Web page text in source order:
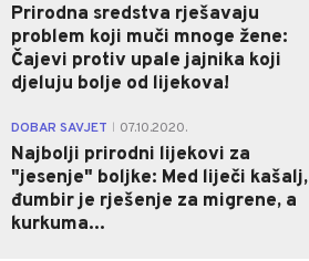
Prirodna sredstva rješavaju
problem koji muči mnoge žene:
Čajevi protiv upale jajnika koji
djeluju bolje od lijekova!
DOBAR SAVJET 07.10.2020.
Najbolji prirodni lijekovi za
"jesenje" boljke: Med liječi kašalj,
đumbir je rješenje za migrene, a
kurkuma...